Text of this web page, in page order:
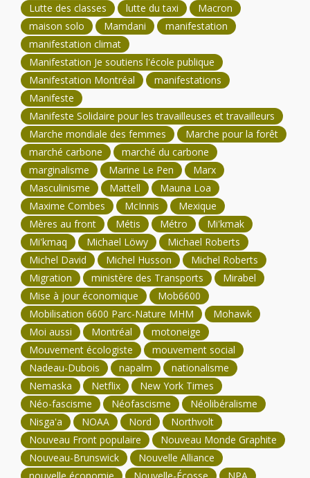
Lutte des classes
lutte du taxi
Macron
maison solo
Mamdani
manifestation
manifestation climat
Manifestation Je soutiens l'école publique
Manifestation Montréal
manifestations
Manifeste
Manifeste Solidaire pour les travailleuses et travailleurs
Marche mondiale des femmes
Marche pour la forêt
marché carbone
marché du carbone
marginalisme
Marine Le Pen
Marx
Masculinisme
Mattell
Mauna Loa
Maxime Combes
McInnis
Mexique
Mères au front
Métis Métro
Mi'kmak
Mi'kmaq
Michael Löwy
Michael Roberts
Michel David
Michel Husson
Michel Roberts
Migration
ministère des Transports
Mirabel
Mise à jour économique
Mob6600
Mobilisation 6600 Parc-Nature MHM
Mohawk
Moi aussi
Montréal
motoneige
Mouvement écologiste
mouvement social
Nadeau-Dubois
napalm
nationalisme
Nemaska
Netflix
New York Times
Néo-fascisme
Néofascisme
Néolibéralisme
Nisga'a
NOAA Nord
Northvolt
Nouveau Front populaire
Nouveau Monde Graphite
Nouveau-Brunswick
Nouvelle Alliance